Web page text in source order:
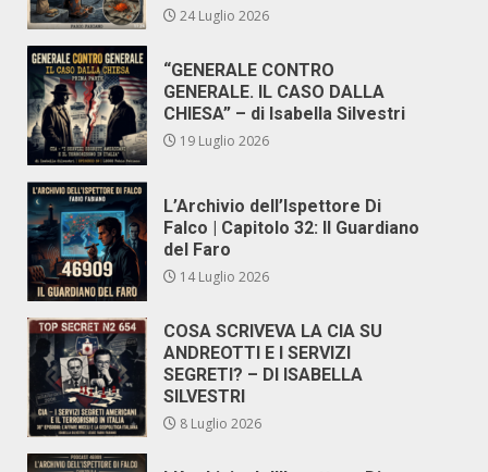
24 Luglio 2026
“GENERALE CONTRO
GENERALE. IL CASO DALLA
CHIESA” – di Isabella Silvestri
19 Luglio 2026
L’Archivio dell’Ispettore Di
Falco | Capitolo 32: Il Guardiano
del Faro
14 Luglio 2026
COSA SCRIVEVA LA CIA SU
ANDREOTTI E I SERVIZI
SEGRETI? – DI ISABELLA
SILVESTRI
8 Luglio 2026